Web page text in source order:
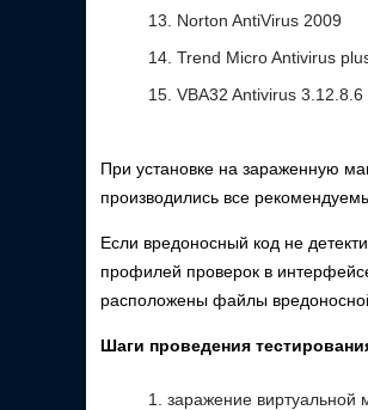
Norton AntiVirus 2009
Trend Micro Antivirus
VBA32 Antivirus 3.12.8.6
При установке на зараженную
производились все
Если вредоносный код не
профилей проверок в
расположены файлы
Шаги проведения
заражение